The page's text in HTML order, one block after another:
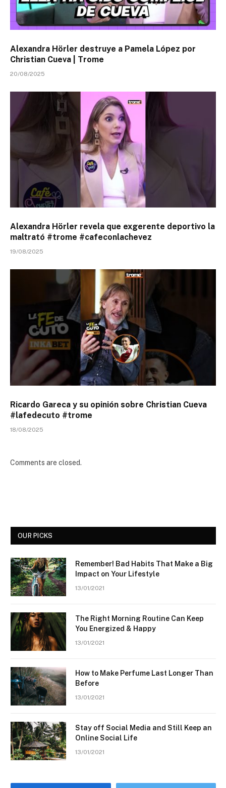
Alexandra Hörler destruye a Pamela López por
Christian Cueva | Trome
20/08/2025
Alexandra Hörler revela que exgerente deportivo la
maltrató #trome #cafeconlachevez
19/08/2025
Ricardo Gareca y su opinión sobre Christian Cueva
#lafedecuto #trome
18/08/2025
Comments are closed.
OUR PICKS
Remember! Bad Habits That Make a Big
Impact on Your Lifestyle
13/01/2021
The Right Morning Routine Can Keep
You Energized & Happy
13/01/2021
How to Make Perfume Last Longer Than
Before
13/01/2021
Stay off Social Media and Still Keep an
Online Social Life
13/01/2021